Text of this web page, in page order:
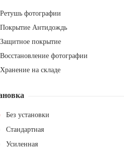
Ретушь фотографии
Покрытие Антидождь
Защитное покрытие
Восстановление фотографии
Хранение на складе
Без установки
Стандартная
Усиленная